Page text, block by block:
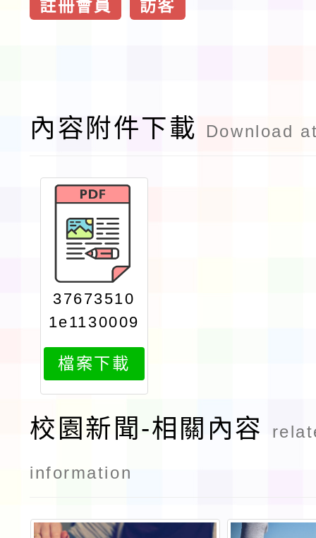
註冊會員 訪客
內容附件下載 Download
37673510
1e1130009
1231attac
h1
檔案下載
校園新聞-相關內容
information